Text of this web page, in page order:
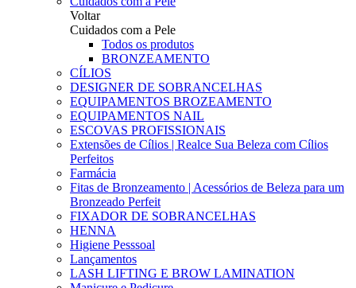
Voltar
Cuidados com a Pele
Todos os produtos
BRONZEAMENTO
CÍLIOS
DESIGNER DE SOBRANCELHAS
EQUIPAMENTOS BROZEAMENTO
EQUIPAMENTOS NAIL
ESCOVAS PROFISSIONAIS
Extensões de Cílios | Realce Sua Beleza com Cílios
Perfeitos
Farmácia
Fitas de Bronzeamento | Acessórios de Beleza para um
Bronzeado Perfeit
FIXADOR DE SOBRANCELHAS
HENNA
Higiene Pesssoal
Lançamentos
LASH LIFTING E BROW LAMINATION